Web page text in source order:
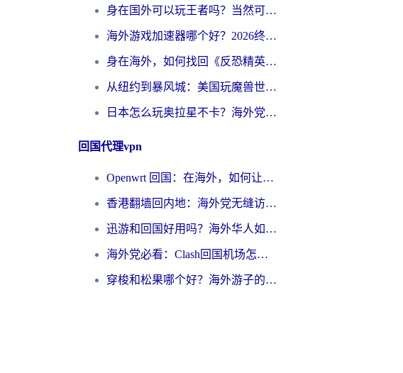
身在国外可以玩王者吗？当然可以，但你需要这份“加速”指南
海外游戏加速器哪个好？2026终极指南帮你畅玩国服+解决卡顿难题
身在海外，如何找回《反恐精英：全球攻势》国服的丝滑手感？一份给你的终极指南
从纽约到暴风城：美国玩魔兽世界，如何找到你的最佳网络航线
日本怎么玩奥拉星不卡？海外党国服游戏加速器选择全攻略
回国代理vpn
Openwrt 回国：在海外，如何让家的网络触手可及
香港翻墙回内地：海外党无缝访问国内资源的加速器选择全攻略
迅游和回国好用吗？海外华人如何选择靠谱的回国加速器
海外党必看：Clash回国机场怎么选？一篇搞定无缝访问国内资源的全攻略
穿梭和松果哪个好？海外游子的数字归乡路，到底该怎么选